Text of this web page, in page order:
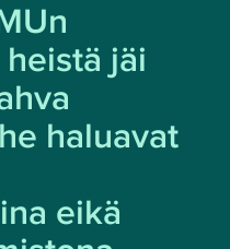
jäi
haluavat
eikä